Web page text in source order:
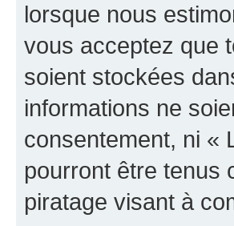
lorsque nous
vous acceptez que
soient stockées
informations ne
consentement, ni «
pourront être tenus
piratage visant à